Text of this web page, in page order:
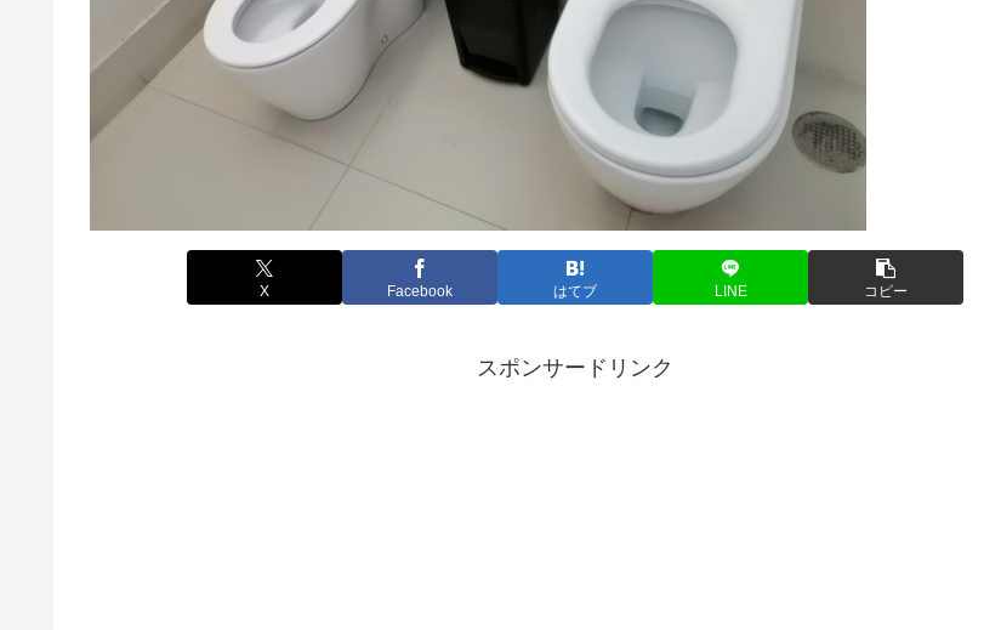
X Facebook はてブ LINE コピー
スポンサードリンク